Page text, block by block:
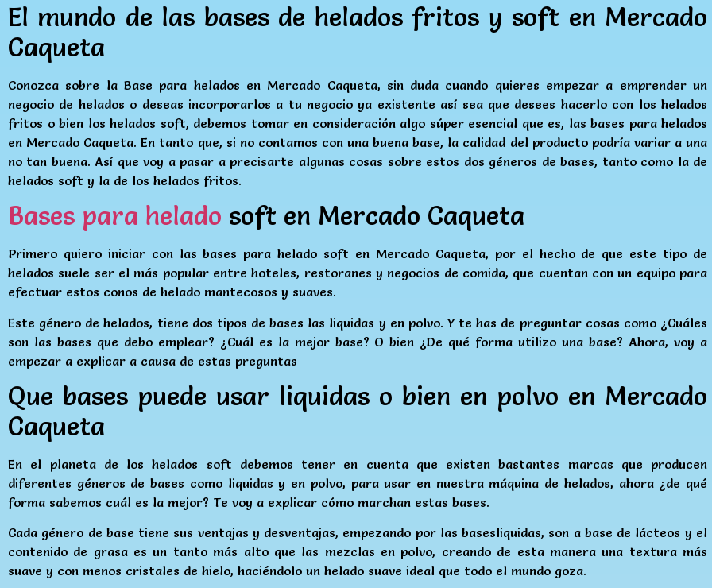
El mundo de las bases de helados fritos y soft en Mercado
Caqueta
Conozca sobre la Base para helados en Mercado Caqueta, sin duda cuando quieres empezar a emprender un
negocio de helados o deseas incorporarlos a tu negocio ya existente así sea que desees hacerlo con los helados
fritos o bien los helados soft, debemos tomar en consideración algo súper esencial que es, las bases para helados
en Mercado Caqueta. En tanto que, si no contamos con una buena base, la calidad del producto podría variar a una
no tan buena. Así que voy a pasar a precisarte algunas cosas sobre estos dos géneros de bases, tanto como la de
helados soft y la de los helados fritos.
Bases para helado soft en Mercado Caqueta
Primero quiero iniciar con las bases para helado soft en Mercado Caqueta, por el hecho de que este tipo de
helados suele ser el más popular entre hoteles, restoranes y negocios de comida, que cuentan con un equipo para
efectuar estos conos de helado mantecosos y suaves.
Este género de helados, tiene dos tipos de bases las liquidas y en polvo. Y te has de preguntar cosas como ¿Cuáles
son las bases que debo emplear? ¿Cuál es la mejor base? O bien ¿De qué forma utilizo una base? Ahora, voy a
empezar a explicar a causa de estas preguntas
Que bases puede usar liquidas o bien en polvo en Mercado
Caqueta
En el planeta de los helados soft debemos tener en cuenta que existen bastantes marcas que producen
diferentes géneros de bases como liquidas y en polvo, para usar en nuestra máquina de helados, ahora ¿de qué
forma sabemos cuál es la mejor? Te voy a explicar cómo marchan estas bases.
Cada género de base tiene sus ventajas y desventajas, empezando por las basesliquidas, son a base de lácteos y el
contenido de grasa es un tanto más alto que las mezclas en polvo, creando de esta manera una textura más
suave y con menos cristales de hielo, haciéndolo un helado suave ideal que todo el mundo goza.